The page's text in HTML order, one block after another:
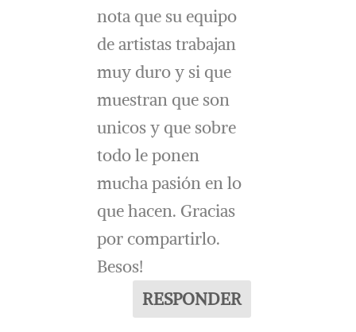
nota que su equipo
de artistas trabajan
muy duro y si que
muestran que son
unicos y que sobre
todo le ponen
mucha pasión en lo
que hacen. Gracias
por compartirlo.
Besos!
RESPONDER